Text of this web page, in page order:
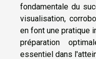
fondamentale du
visualisation,
en font une pratique
préparation
essentiel dans